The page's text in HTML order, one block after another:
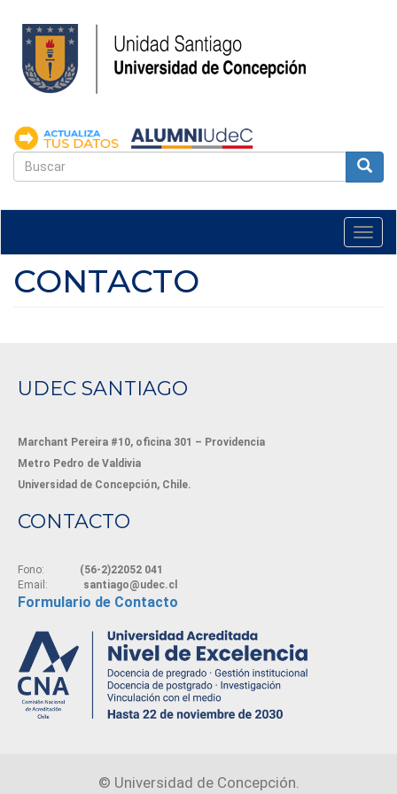
contenido
principal
FORMULARIO
CONTACTO
UDEC SANTIAGO
Marchant Pereira #10, oficina 301 – Providencia
Metro Pedro de Valdivia
Universidad de Concepción, Chile.
CONTACTO
Fono:
(56-2)22052 041
Email:
santiago@udec.cl
Formulario de Contacto
© Universidad de Concepción.